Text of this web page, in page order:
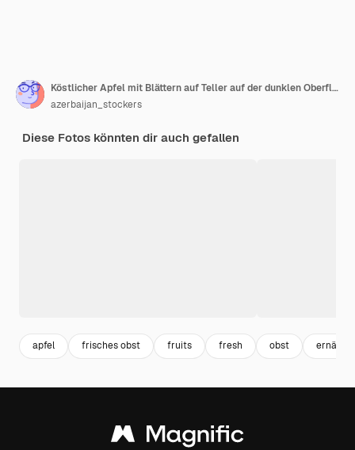
Köstlicher Apfel mit Blättern auf Teller auf der dunklen Oberfläche
azerbaijan_stockers
Diese Fotos könnten dir auch gefallen
apfel frisches obst fruits fresh obst